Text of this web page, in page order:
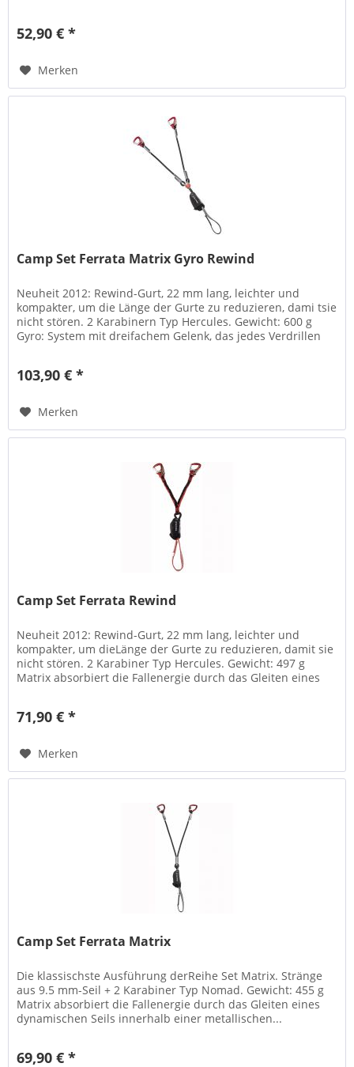
52,90 € *
Merken
Camp Set Ferrata Matrix Gyro Rewind
Neuheit 2012: Rewind-Gurt, 22 mm lang, leichter und
kompakter, um die Länge der Gurte zu reduzieren, dami tsie
nicht stören. 2 Karabinern Typ Hercules. Gewicht: 600 g
Gyro: System mit dreifachem Gelenk, das jedes Verdrillen
103,90 € *
Merken
Camp Set Ferrata Rewind
Neuheit 2012: Rewind-Gurt, 22 mm lang, leichter und
kompakter, um dieLänge der Gurte zu reduzieren, damit sie
nicht stören. 2 Karabiner Typ Hercules. Gewicht: 497 g
Matrix absorbiert die Fallenergie durch das Gleiten eines
71,90 € *
Merken
Camp Set Ferrata Matrix
Die klassischste Ausführung derReihe Set Matrix. Stränge
aus 9.5 mm-Seil + 2 Karabiner Typ Nomad. Gewicht: 455 g
Matrix absorbiert die Fallenergie durch das Gleiten eines
dynamischen Seils innerhalb einer metallischen...
69,90 € *